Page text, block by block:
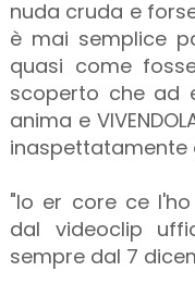
nuda cruda e
è mai semplice
quasi come
scoperto che ad
anima e
inaspettatamente
"Io er core ce
dal videoclip
sempre dal 7